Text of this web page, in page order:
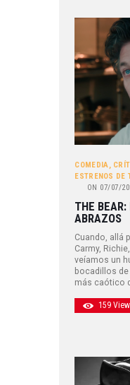
COMEDIA,
ESTRENOS DE
ON 07/07/
THE
ABRAZOS
Cuando, allá
Carmy,
veíamos un
bocadillos
más caótico
159